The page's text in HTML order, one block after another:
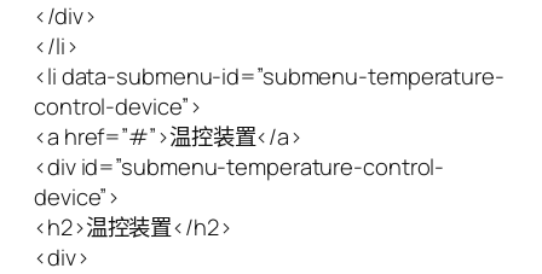
</div>
</li>
<li data-submenu-id=”submenu-temperature-
control-device”>
<a href=”#”>温控装置</a>
<div id=”submenu-temperature-control-
device”>
<h2>温控装置</h2>
<div>